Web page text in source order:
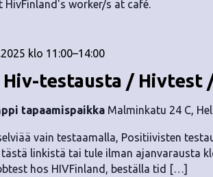
HivFinland's worker/s at café.
Hiv-testausta / Hivtest
klo 11:00–14:00
tapaamispaikka Malminkatu 24 C,
vain testaamalla, Positiivisten
tästä linkistä tai tule ilman ajanvarausta
hos HIVFinland, beställa tid […]